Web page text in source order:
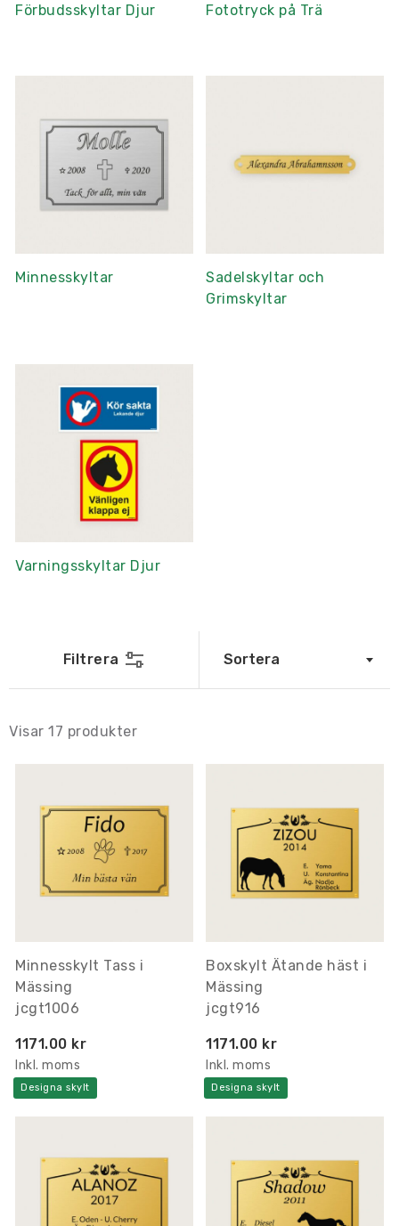
Förbudsskyltar Djur Fototryck på Trä
Minnesskyltar
Sadelskyltar och
Grimskyltar
Varningsskyltar Djur
Filtrera Sortera
Visar 17 produkter
Minnesskylt Tass i
Mässing
jcgt1006
1171.00 kr
Inkl. moms
Designa skylt
Boxskylt Ätande häst i
Mässing
jcgt916
1171.00 kr
Inkl. moms
Designa skylt